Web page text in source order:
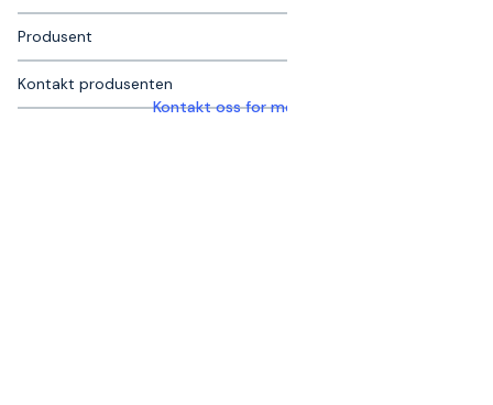
Produsent
Kontakt produsenten
Kontakt oss for mer informasjon